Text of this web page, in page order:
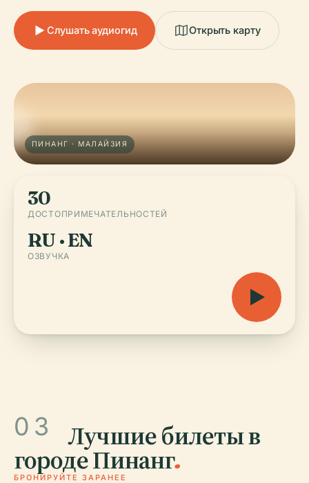
Слушать аудиогид Открыть карту
ПИНАНГ · МАЛАЙЗИЯ
30
ДОСТОПРИМЕЧАТЕЛЬНОСТЕЙ
RU · EN
ОЗВУЧКА
03 Лучшие билеты в
городе Пинанг.
БРОНИРУЙТЕ ЗАРАНЕЕ